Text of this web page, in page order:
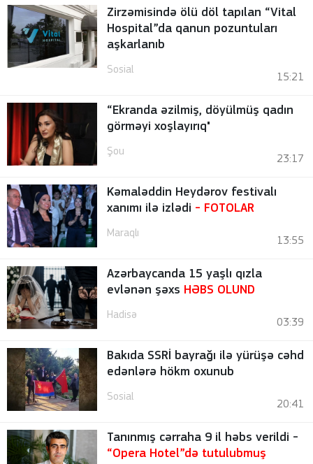
Zirzəmisində ölü döl tapılan “Vital
Hospital”da qanun pozuntuları
aşkarlanıb
Sosial
15:21
“Ekranda əzilmiş, döyülmüş qadın
görməyi xoşlayırıq"
Şou
23:17
Kəmaləddin Heydərov festivalı
xanımı ilə izlədi - FOTOLAR
Maraqlı
13:55
Azərbaycanda 15 yaşlı qızla
evlənən şəxs HƏBS OLUND
Hadisə
03:39
Bakıda SSRİ bayrağı ilə yürüşə cəhd
edənlərə hökm oxunub
Sosial
20:41
Tanınmış cərraha 9 il həbs verildi -
“Opera Hotel”də tutulubmuş